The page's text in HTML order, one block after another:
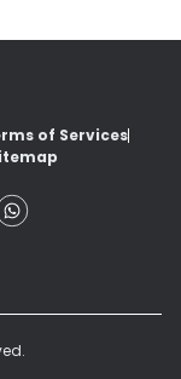
of Services